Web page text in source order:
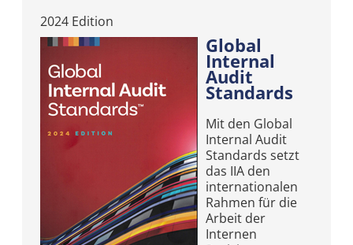
2024 Edition
Global
Internal
Audit
Standards
Mit den Global
Internal Audit
Standards setzt
das IIA den
internationalen
Rahmen für die
Arbeit der
Internen